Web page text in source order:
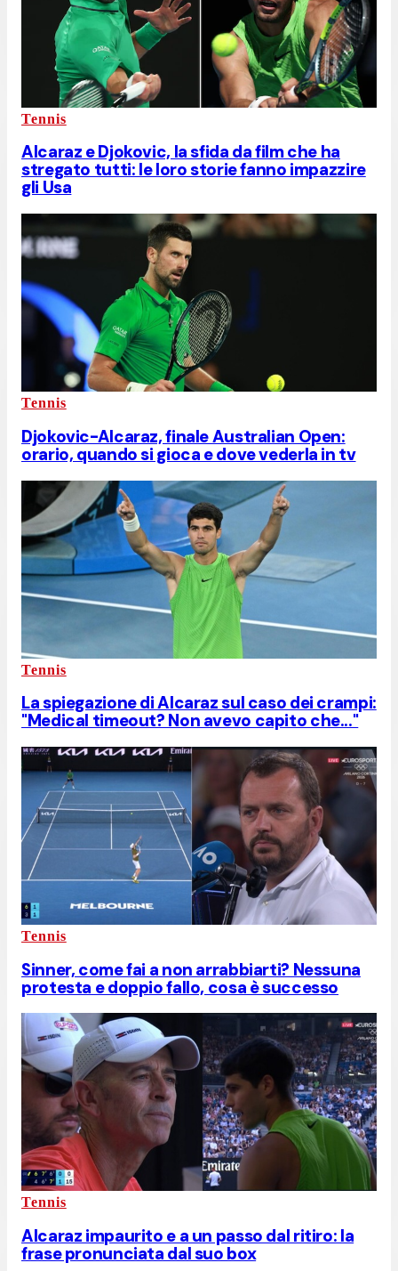
Tennis
Alcaraz e Djokovic, la sfida da film che ha
stregato tutti: le loro storie fanno impazzire
gli Usa
Tennis
Djokovic-Alcaraz, finale Australian Open:
orario, quando si gioca e dove vederla in tv
Tennis
La spiegazione di Alcaraz sul caso dei crampi:
"Medical timeout? Non avevo capito che..."
Tennis
Sinner, come fai a non arrabbiarti? Nessuna
protesta e doppio fallo, cosa è successo
Tennis
Alcaraz impaurito e a un passo dal ritiro: la
frase pronunciata dal suo box